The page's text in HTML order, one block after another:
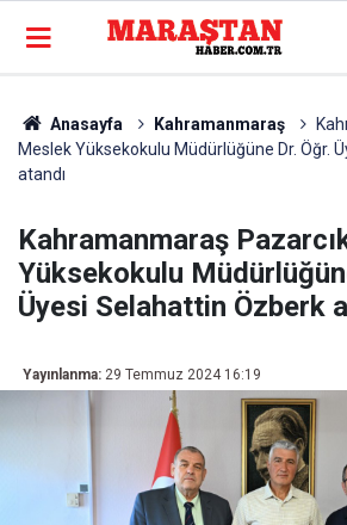
Anasayfa Kahramanmaraş
Meslek Yüksekokulu Müdürlüğüne Dr. Öğr.
atandı
Kahramanmaraş
Yüksekokulu
Üyesi Selahattin Özberk
Yayınlanma: 29 Temmuz 2024 16:19